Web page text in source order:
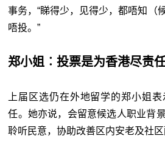
事务，“睇得少，见得少，都唔知（
唔投。”
郑小姐︰投票是为香港尽责
上届区选仍在外地留学的郑小姐
任。她亦说，会留意候选人职业背
聆听民意，协助改善区内安老及社区